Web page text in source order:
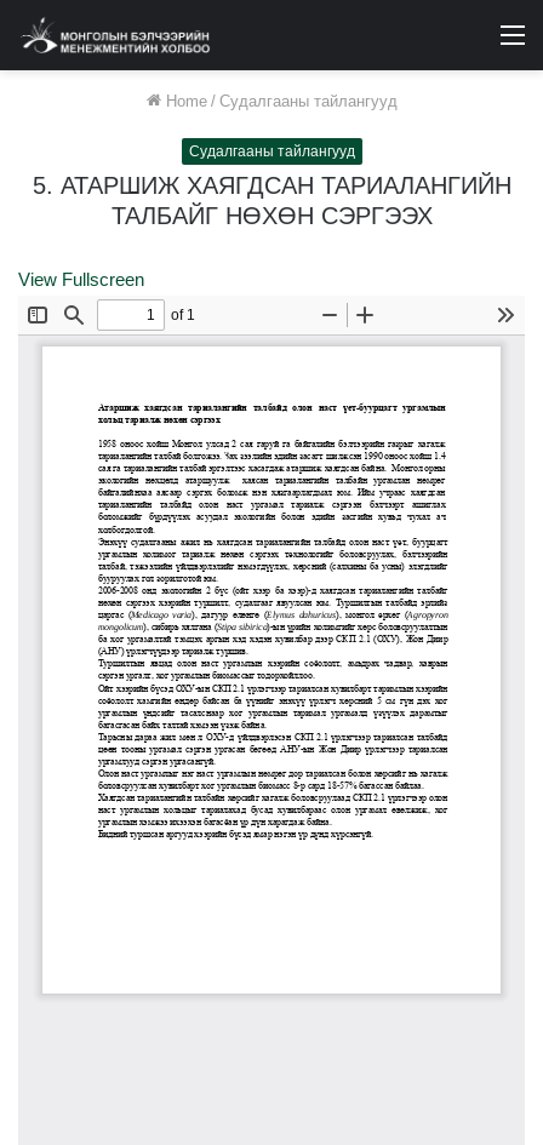
Home / Судалгааны тайлангууд
Судалгааны тайлангууд
5. АТАРШИЖ ХАЯГДСАН ТАРИАЛАНГИЙН
ТАЛБАЙГ НӨХӨН СЭРГЭЭХ
View Fullscreen